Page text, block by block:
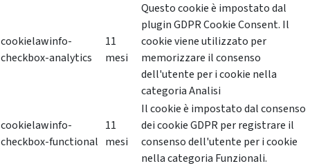
cookielawinfo-
checkbox-analytics
11
mesi
Questo cookie è impostato dal
plugin GDPR Cookie Consent. Il
cookie viene utilizzato per
memorizzare il consenso
dell'utente per i cookie nella
categoria Analisi
cookielawinfo-
checkbox-functional
11
mesi
Il cookie è impostato dal consenso
dei cookie GDPR per registrare il
consenso dell'utente per i cookie
nella categoria Funzionali.